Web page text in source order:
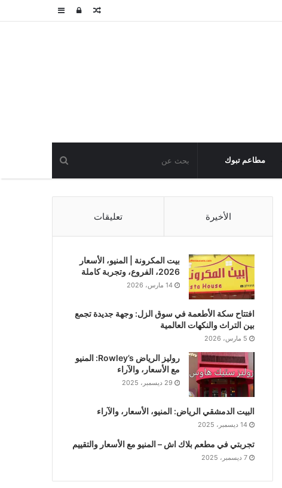
عمودتسجيلمقال
مطاعم تبوك
الأخيرة تعليقات
بيت المكرونة | المنيو، الأسعار
2026، الفروع، وتجربة كاملة
14 مارس، 2026
افتتاح سكة الأطعمة في سوق الزل: وجهة جديدة تجمع
بين التراث والنكهات العالمية
5 مارس، 2026
روليز الرياض Rowley’s: المنيو
مع الأسعار، والآراء
29 ديسمبر، 2025
البيت الدمشقي الرياض: المنيو، الأسعار، والآراء
14 ديسمبر، 2025
تجربتي في مطعم بلاك اش – المنيو مع الأسعار والتقييم
7 ديسمبر، 2025